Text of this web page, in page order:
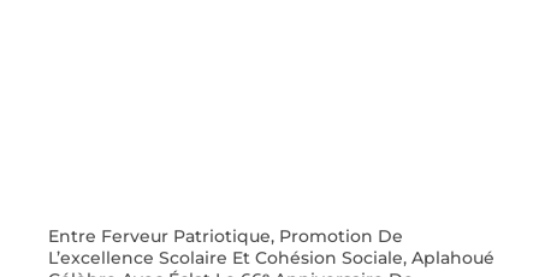
Entre Ferveur Patriotique, Promotion De
L’excellence Scolaire Et Cohésion Sociale, Aplahoué